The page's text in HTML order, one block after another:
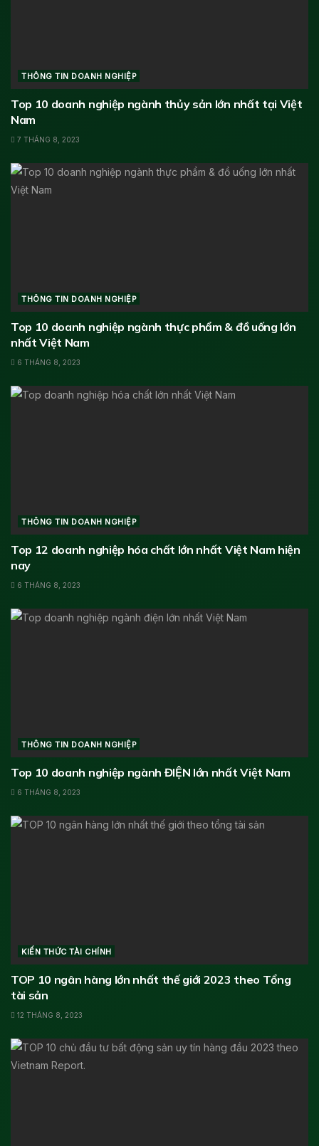
THÔNG TIN DOANH NGHIỆP
Top 10 doanh nghiệp ngành thủy sản lớn nhất tại Việt
Nam
7 THÁNG 8, 2023
THÔNG TIN DOANH NGHIỆP
Top 10 doanh nghiệp ngành thực phẩm & đồ uống lớn
nhất Việt Nam
6 THÁNG 8, 2023
THÔNG TIN DOANH NGHIỆP
Top 12 doanh nghiệp hóa chất lớn nhất Việt Nam hiện
nay
6 THÁNG 8, 2023
THÔNG TIN DOANH NGHIỆP
Top 10 doanh nghiệp ngành ĐIỆN lớn nhất Việt Nam
6 THÁNG 8, 2023
KIẾN THỨC TÀI CHÍNH
TOP 10 ngân hàng lớn nhất thế giới 2023 theo Tổng
tài sản
12 THÁNG 8, 2023